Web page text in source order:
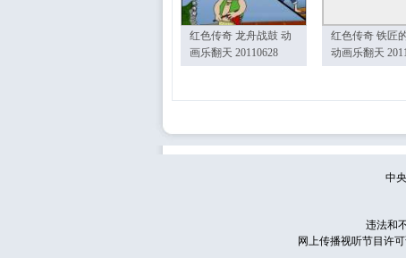
红色传奇 龙舟战鼓 动
画乐翻天 20110628
红色传奇 铁匠
动画乐翻天
中
违法和
网上传播视听节目许可